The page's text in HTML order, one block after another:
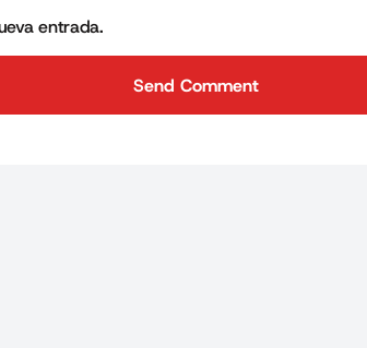
entrada.
Send Comment